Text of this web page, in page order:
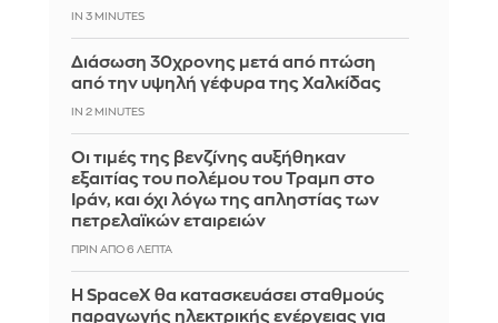
IN 3 MINUTES
Διάσωση 30χρονης μετά από πτώση
από την υψηλή γέφυρα της Χαλκίδας
IN 2 MINUTES
Οι τιμές της βενζίνης αυξήθηκαν
εξαιτίας του πολέμου του Τραμπ στο
Ιράν, και όχι λόγω της απληστίας των
πετρελαϊκών εταιρειών
ΠΡΙΝ ΑΠΌ 6 ΛΕΠΤΆ
Η SpaceX θα κατασκευάσει σταθμούς
παραγωγής ηλεκτρικής ενέργειας για